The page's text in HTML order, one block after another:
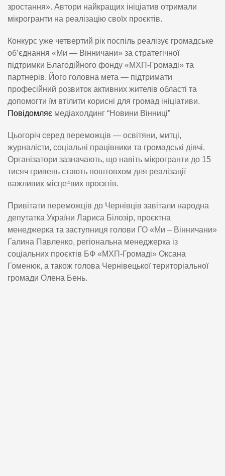
зростання». Автори найкращих ініціатив отримали
мікрогранти на реалізацію своїх проєктів.
Конкурс уже четвертий рік поспіль реалізує громадське
об’єднання «Ми — Вінничани» за стратегічної
підтримки Благодійного фонду «МХП-Громаді» та
партнерів. Його головна мета — підтримати
професійний розвиток активних жителів області та
допомогти їм втілити корисні для громад ініціативи.
Повідомляє медіахолдинг “Новини Вінниці”
Цьогоріч серед переможців — освітяни, митці,
журналісти, соціальні працівники та громадські діячі.
Організатори зазначають, що навіть мікрогранти до 15
тисяч гривень стають поштовхом для реалізації
важливих місце⁴вих проєктів.
Привітати переможців до Чернівців завітали народна
депутатка України Лариса Білозір, проєктна
менеджерка та заступниця голови ГО «Ми – Вінничани»
Галина Павленко, регіональна менеджерка із
соціальних проєктів БФ «МХП-Громаді» Оксана
Гоменюк, а також голова Чернівецької територіальної
громади Олена Бень.